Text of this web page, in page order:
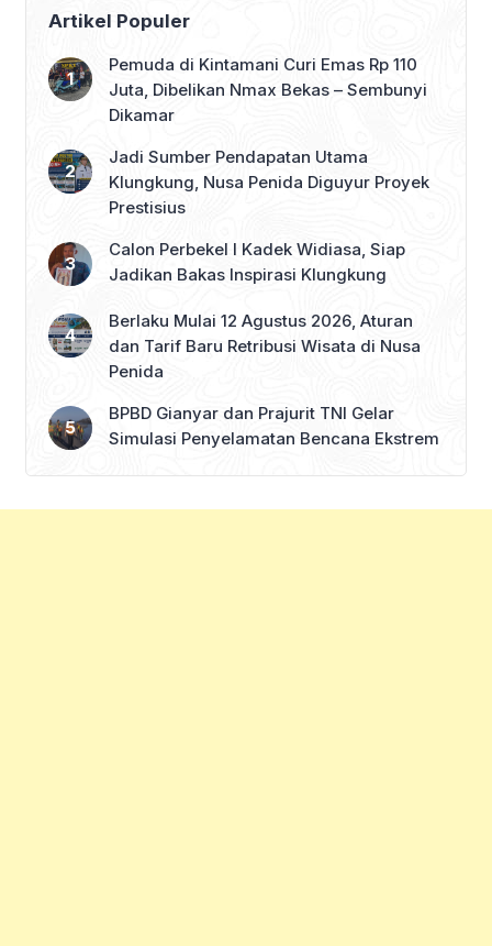
Artikel Populer
Pemuda di Kintamani Curi Emas Rp 110
Juta, Dibelikan Nmax Bekas – Sembunyi
Dikamar
Jadi Sumber Pendapatan Utama
Klungkung, Nusa Penida Diguyur Proyek
Prestisius
Calon Perbekel I Kadek Widiasa, Siap
Jadikan Bakas Inspirasi Klungkung
Berlaku Mulai 12 Agustus 2026, Aturan
dan Tarif Baru Retribusi Wisata di Nusa
Penida
BPBD Gianyar dan Prajurit TNI Gelar
Simulasi Penyelamatan Bencana Ekstrem